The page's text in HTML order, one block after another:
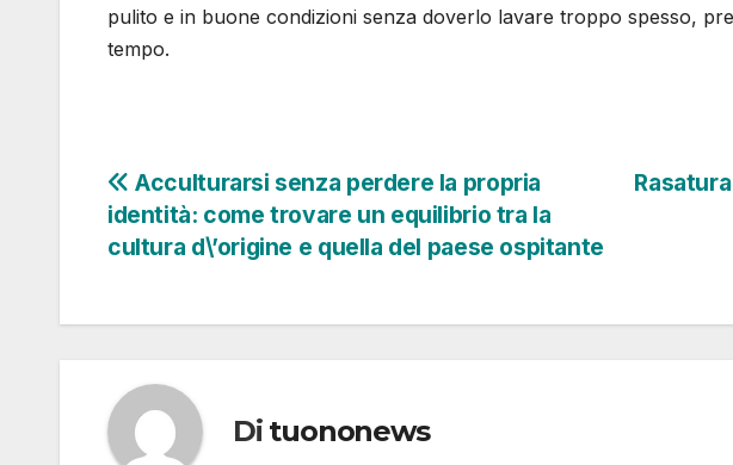
pulito e in buone condizioni senza doverlo lavare troppo spesso,
tempo.
Navigazione
articoli
Acculturarsi senza perdere la propria
identità: come trovare un equilibrio tra la
cultura d\’origine e quella del paese ospitante
Di tuononews